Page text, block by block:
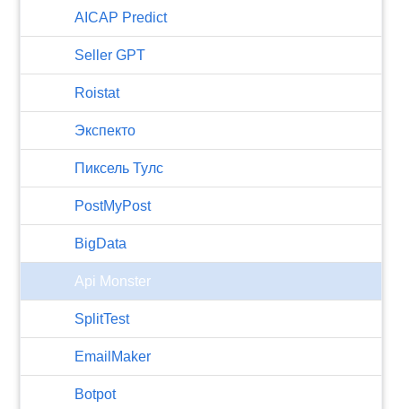
AICAP Predict
Seller GPT
Roistat
Экспекто
Пиксель Тулс
PostMyPost
BigData
Api Monster
SplitTest
EmailMaker
Botpot